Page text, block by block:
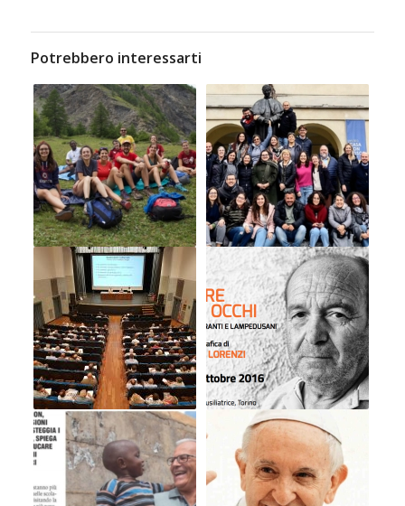
Potrebbero interessarti